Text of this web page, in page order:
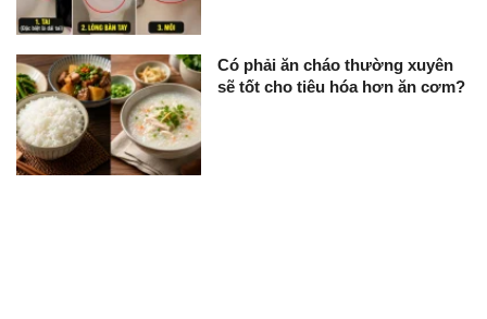
Có phải ăn cháo thường xuyên
sẽ tốt cho tiêu hóa hơn ăn cơm?